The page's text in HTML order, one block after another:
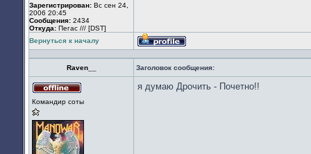
Зарегистрирован: Вс сен 24,
2006 20:45
Сообщения: 2434
Откуда: Пегас /// [DST]
Вернуться к началу
Профиль
Raven__ Заголовок сообщения:
в
Командир соты
я думаю Дрочить - Почетно!!